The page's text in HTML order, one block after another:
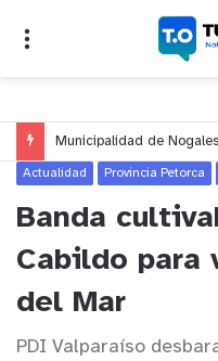
Actualidad Provincia Petorca
Banda
Cabildo para
del Mar
PDI Valparaíso